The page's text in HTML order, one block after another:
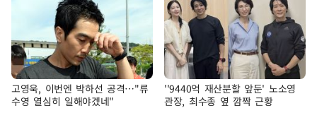
고영욱, 이번엔 박하선 공격…"류
수영 열심히 일해야겠네"
''9440억 재산분할 앞둔' 노소영
관장, 최수종 옆 깜짝 근황